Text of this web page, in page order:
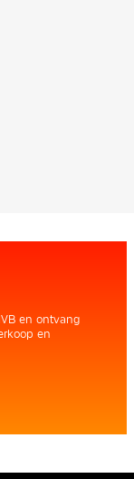
en ontvang
en